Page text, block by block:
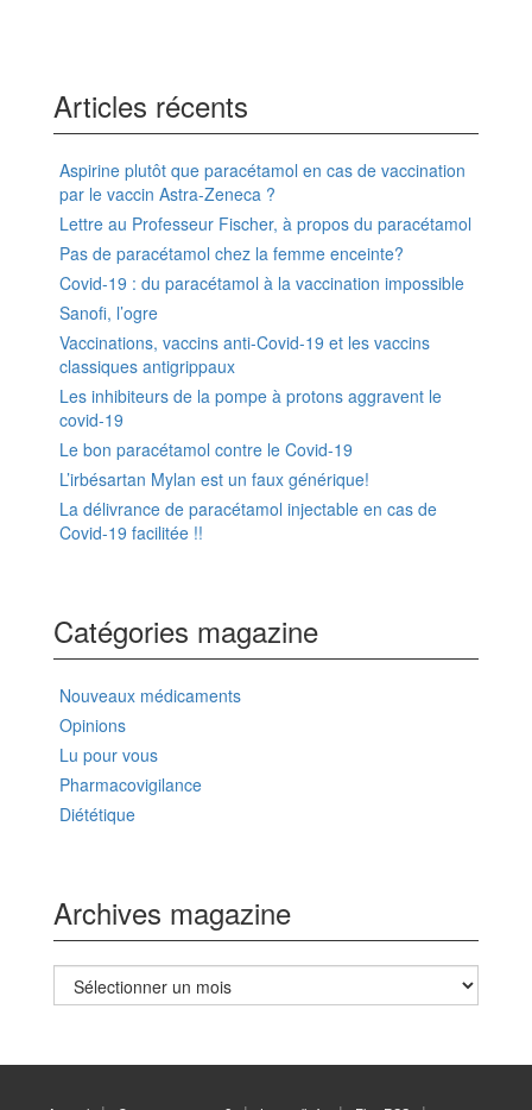
Articles récents
Aspirine plutôt que paracétamol en cas de vaccination
par le vaccin Astra-Zeneca ?
Lettre au Professeur Fischer, à propos du paracétamol
Pas de paracétamol chez la femme enceinte?
Covid-19 : du paracétamol à la vaccination impossible
Sanofi, l’ogre
Vaccinations, vaccins anti-Covid-19 et les vaccins
classiques antigrippaux
Les inhibiteurs de la pompe à protons aggravent le
covid-19
Le bon paracétamol contre le Covid-19
L’irbésartan Mylan est un faux générique!
La délivrance de paracétamol injectable en cas de
Covid-19 facilitée !!
Catégories magazine
Nouveaux médicaments
Opinions
Lu pour vous
Pharmacovigilance
Diététique
Archives magazine
Archives
magazine